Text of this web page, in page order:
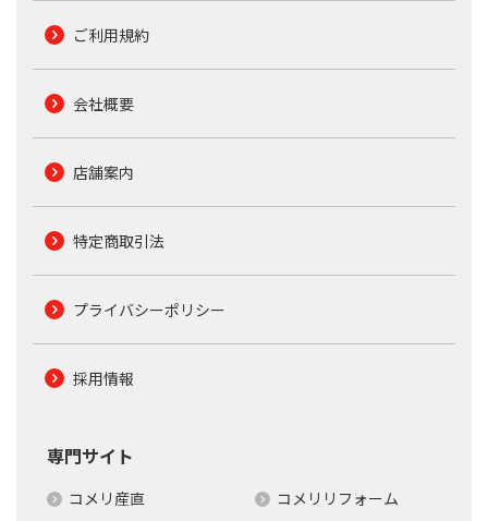
ご利用規約
会社概要
店舗案内
特定商取引法
プライバシーポリシー
採用情報
専門サイト
コメリ産直
コメリリフォーム